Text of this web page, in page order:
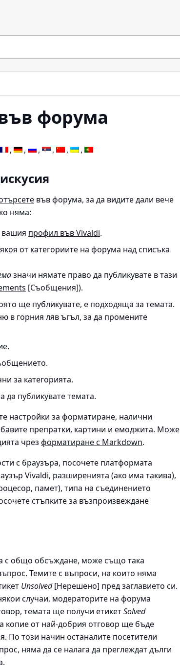
форума
във форума, за да видите дали вече
няма:
вашия профил във Vivaldi.
от категориите на форума над списъка
значи нямате право да публикувате в тази
[Съобщения]).
ще публикувате, е подходяща за темата.
в горния ляв ъгъл, за да промените
за категорията.
да публикувате темата.
настройки за форматиране, налични
препратки, картини и емоджита. Може
чрез форматиране с Markdown.
с браузъра, посочете платформата
Vivaldi, разширенията (ако има такива),
памет), типа на съединението
стъпките за възпроизвеждане
с общо обсъждане, може също така
Темите с въпроси, на които няма
Unsolved[Нерешено] пред заглавието си.
случаи, модераторите на форума
темата ще получи етикетSolved
копие от най-добрия отговор ще бъде
По този начин останалите посетители
няма да се налага да преглеждат дълги